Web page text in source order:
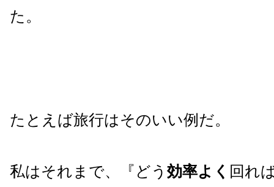
た。
たとえば旅行はそのいい例だ。
私はそれまで、『どう 効率よく 回れ